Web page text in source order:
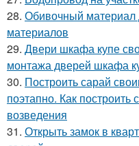
28. Обивочный
материалов
29. Двери шкафа купе
монтажа дверей шкафа
30. Построить сарай
поэтапно. Как построить
возведения
31. Открыть замок в